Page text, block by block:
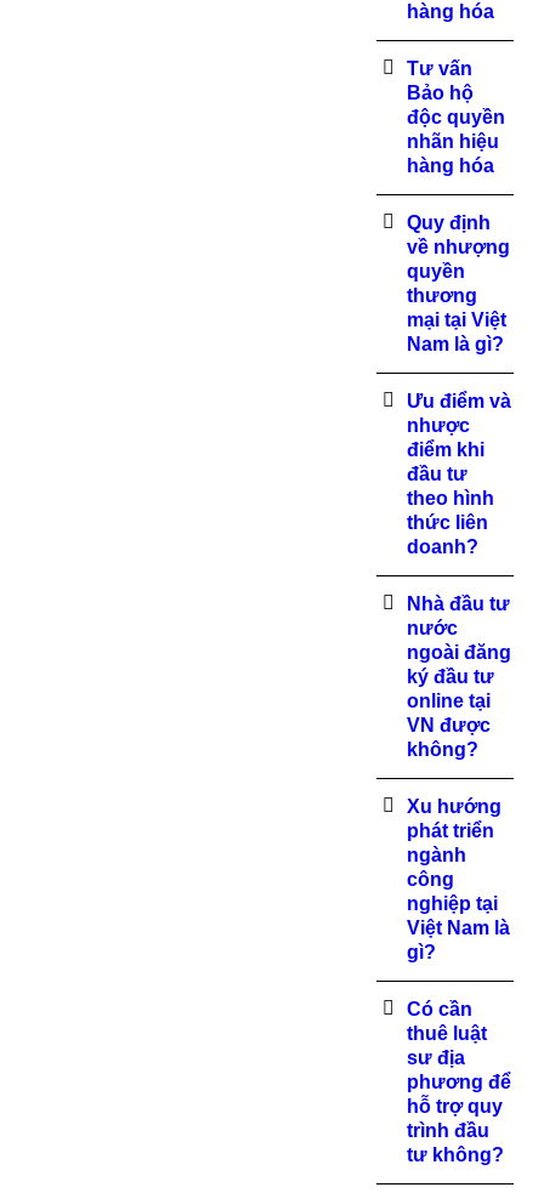
hàng hóa
Tư vấn
Bảo hộ
độc quyền
nhãn hiệu
hàng hóa
Quy định
về nhượng
quyền
thương
mại tại Việt
Nam là gì?
Ưu điểm và
nhược
điểm khi
đầu tư
theo hình
thức liên
doanh?
Nhà đầu tư
nước
ngoài đăng
ký đầu tư
online tại
VN được
không?
Xu hướng
phát triển
ngành
công
nghiệp tại
Việt Nam là
gì?
Có cần
thuê luật
sư địa
phương để
hỗ trợ quy
trình đầu
tư không?